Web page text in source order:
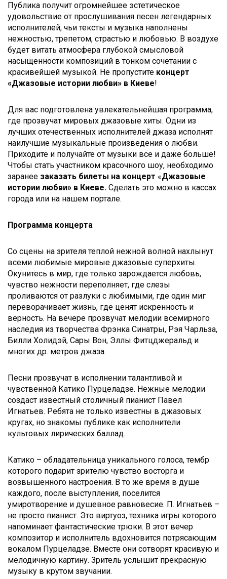
Публика получит огромнейшее эстетическое
удовольствие от прослушивания песен легендарных
исполнителей, чьи тексты и музыка наполнены
нежностью, трепетом, страстью и любовью. В воздухе
будет витать атмосфера глубокой смысловой
насыщенности композиций в тонком сочетании с
красивейшей музыкой. Не пропустите концерт
«Джазовые истории любви» в Киеве!
Для вас подготовлена увлекательнейшая программа,
где прозвучат мировых джазовые хиты. Одни из
лучших отечественных исполнителей джаза исполнят
наилучшие музыкальные произведения о любви.
Приходите и получайте от музыки все и даже больше!
Чтобы стать участником красочного шоу, необходимо
заранее заказать билеты на концерт «Джазовые
истории любви» в Киеве. Сделать это можно в кассах
города или на нашем портале.
Программа концерта
Со сцены на зрителя теплой нежной волной нахлынут
всеми любимые мировые джазовые суперхиты.
Окунитесь в мир, где только зарождается любовь,
чувство нежности переполняет, где слезы
проливаются от разлуки с любимыми, где один миг
переворачивает жизнь, где ценят искренность и
верность. На вечере прозвучат мелодии всемирного
наследия из творчества Фрэнка Синатры, Рэя Чарльза,
Билли Холидэй, Сары Вон, Эллы Фитцджеральд и
многих др. метров джаза.
Песни прозвучат в исполнении талантливой и
чувственной Катико Пурцеладзе. Нежные мелодии
создаст известный столичный пианист Павел
Игнатьев. Ребята не только известны в джазовых
кругах, но знакомы публике как исполнители
культовых лирических баллад.
Катико – обладательница уникального голоса, тембр
которого подарит зрителю чувство восторга и
возвышенного настроения. В то же время в душе
каждого, после выступления, поселится
умиротворение и душевное равновесие. П. Игнатьев –
не просто пианист. Это виртуоз, техника игры которого
напоминает фантастические трюки. В этот вечер
композитор и исполнитель вдохновится потрясающим
вокалом Пурцеладзе. Вместе они сотворят красивую и
мелодичную картину. Зритель услышит прекрасную
музыку в крутом звучании.